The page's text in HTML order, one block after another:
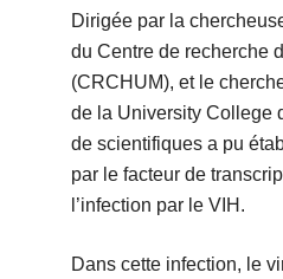
Dirigée par la
du Centre de recherche
(CRCHUM), et le
de la University College
de scientifiques a pu
par le facteur de
l’infection par le VIH.
Dans cette infection, le